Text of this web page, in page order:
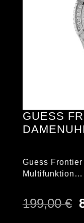
GUESS
Guess
Multifunktion…
199,00€